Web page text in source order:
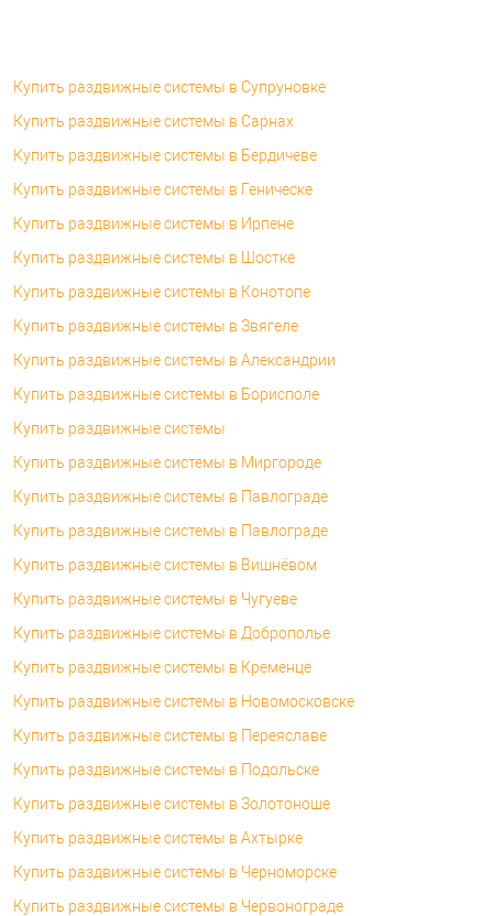
Купить раздвижные системы в Супруновке
Купить раздвижные системы в Сарнах
Купить раздвижные системы в Бердичеве
Купить раздвижные системы в Геническе
Купить раздвижные системы в Ирпене
Купить раздвижные системы в Шостке
Купить раздвижные системы в Конотопе
Купить раздвижные системы в Звягеле
Купить раздвижные системы в Александрии
Купить раздвижные системы в Борисполе
Купить раздвижные системы
Купить раздвижные системы в Миргороде
Купить раздвижные системы в Павлограде
Купить раздвижные системы в Павлограде
Купить раздвижные системы в Вишнёвом
Купить раздвижные системы в Чугуеве
Купить раздвижные системы в Доброполье
Купить раздвижные системы в Кременце
Купить раздвижные системы в Новомосковске
Купить раздвижные системы в Переяславе
Купить раздвижные системы в Подольске
Купить раздвижные системы в Золотоноше
Купить раздвижные системы в Ахтырке
Купить раздвижные системы в Черноморске
Купить раздвижные системы в Червонограде